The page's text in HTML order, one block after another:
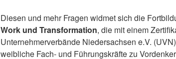
Diesen und mehr Fragen widmet sich die
Work und Transformation, die mit einem
Unternehmerverbände Niedersachsen e.V.
weibliche Fach- und Führungskräfte zu